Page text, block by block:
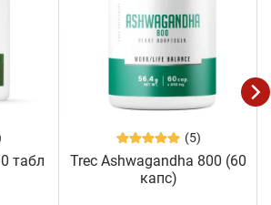
табл
(5)
Trec Ashwagandha 800 (60
капс)